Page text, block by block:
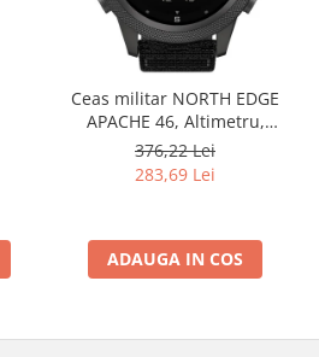
Ceas militar NORTH EDGE
APACHE 46, Altimetru,
Barometru, Cronometru,
Termometru, Pedometru,
Busola
376,22 Lei
283,69 Lei
ADAUGA IN COS